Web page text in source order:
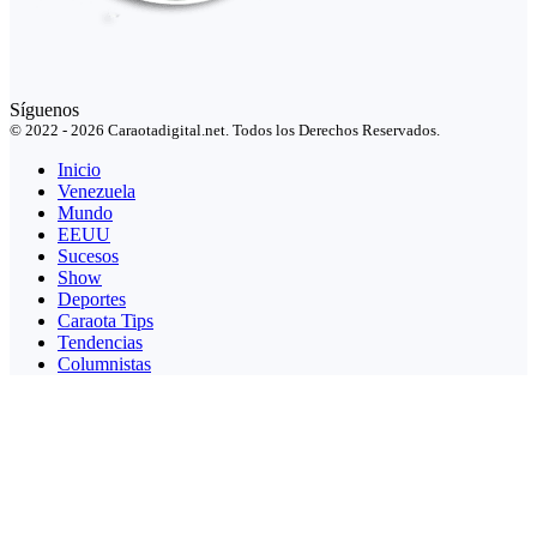
Síguenos
© 2022 - 2026 Caraotadigital.net. Todos los Derechos Reservados.
Inicio
Venezuela
Mundo
EEUU
Sucesos
Show
Deportes
Caraota Tips
Tendencias
Columnistas